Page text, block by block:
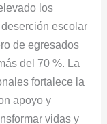
los
escolar
de egresados
del 70 %. La
fortalece la
apoyo y
vidas y